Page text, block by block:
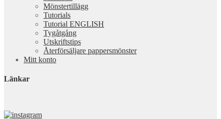
Mönstertillägg
Tutorials
Tutorial ENGLISH
Tygåtgång
Utskriftstips
Återförsäljare pappersmönster
Mitt konto
Länkar